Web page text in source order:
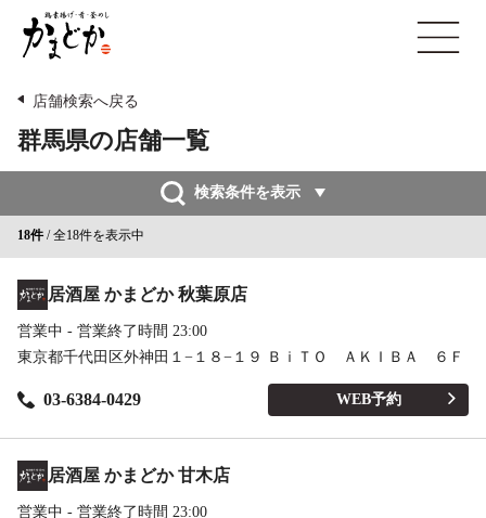
鶏
素
げ・
肴・
釜
か
ま
ど
か
open
店舗検索へ戻る
群馬県の店舗一覧
検索条件を表示
18件 / 全18件を表示中
居酒屋 かまどか 秋葉原店
営業中 - 営業終了時間 23:00
東京都千代田区外神田１−１８−１９ ＢｉＴＯ ＡＫＩＢＡ ６Ｆ
03-6384-0429 WEB予約
居酒屋 かまどか 甘木店
営業中 - 営業終了時間 23:00